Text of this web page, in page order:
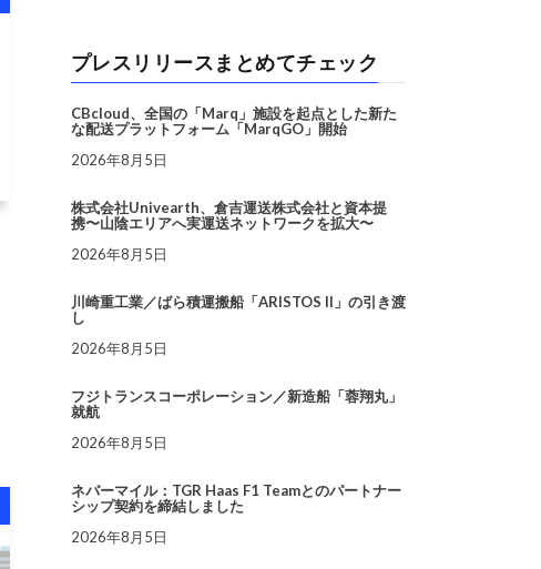
プレスリリースまとめてチェック
CBcloud、全国の「Marq」施設を起点とした新た
な配送プラットフォーム「MarqGO」開始
2026年8月5日
株式会社Univearth、倉吉運送株式会社と資本提
携〜山陰エリアへ実運送ネットワークを拡大〜
2026年8月5日
川崎重工業／ばら積運搬船「ARISTOS II」の引き渡
し
2026年8月5日
フジトランスコーポレーション／新造船「蓉翔丸」
就航
2026年8月5日
ネバーマイル：TGR Haas F1 Teamとのパートナー
シップ契約を締結しました
2026年8月5日